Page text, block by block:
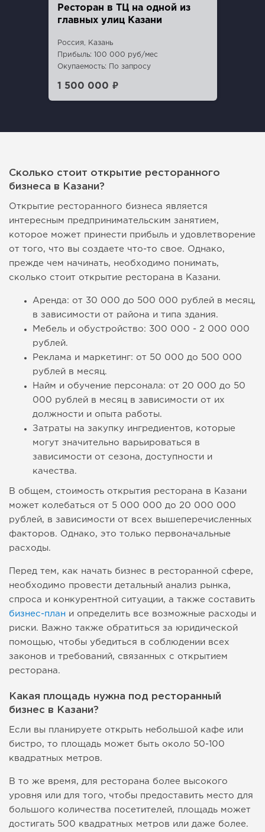
Ресторан в ТЦ на одной из
главных улиц Казани
Россия, Казань
Прибыль: 100 000 руб/мес
Окупаемость: По запросу
1 500 000 ₽
Сколько стоит открытие ресторанного
бизнеса в Казани?
Открытие ресторанного бизнеса является
интересным предпринимательским занятием,
которое может принести прибыль и удовлетворение
от того, что вы создаете что-то свое. Однако,
прежде чем начинать, необходимо понимать,
сколько стоит открытие ресторана в Казани.
Аренда: от 30 000 до 500 000 рублей в месяц,
в зависимости от района и типа здания.
Мебель и обустройство: 300 000 - 2 000 000
рублей.
Реклама и маркетинг: от 50 000 до 500 000
рублей в месяц.
Найм и обучение персонала: от 20 000 до 50
000 рублей в месяц в зависимости от их
должности и опыта работы.
Затраты на закупку ингредиентов, которые
могут значительно варьироваться в
зависимости от сезона, доступности и
качества.
В общем, стоимость открытия ресторана в Казани
может колебаться от 5 000 000 до 20 000 000
рублей, в зависимости от всех вышеперечисленных
факторов. Однако, это только первоначальные
расходы.
Перед тем, как начать бизнес в ресторанной сфере,
необходимо провести детальный анализ рынка,
спроса и конкурентной ситуации, а также составить
бизнес-план и определить все возможные расходы и
риски. Важно также обратиться за юридической
помощью, чтобы убедиться в соблюдении всех
законов и требований, связанных с открытием
ресторана.
Какая площадь нужна под ресторанный
бизнес в Казани?
Если вы планируете открыть небольшой кафе или
бистро, то площадь может быть около 50-100
квадратных метров.
В то же время, для ресторана более высокого
уровня или для того, чтобы предоставить место для
большого количества посетителей, площадь может
достигать 500 квадратных метров или даже более.